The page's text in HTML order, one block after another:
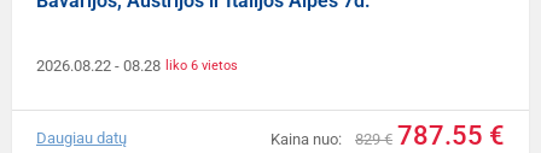
2026.08.22 - 08.28 liko 6 vietos
Kaina nuo: 829 € 787.55 €
Daugiau datų